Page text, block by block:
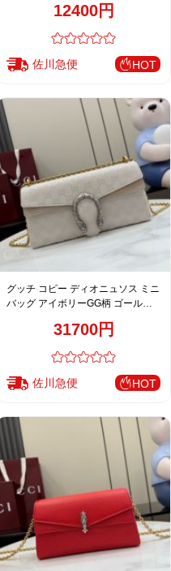
質レプリカ 476432
12400円
佐川急便 HOT
グッチ コピー ディオニュソス ミニ
バッグ アイボリーGG柄 ゴールド
31700円
佐川急便 HOT